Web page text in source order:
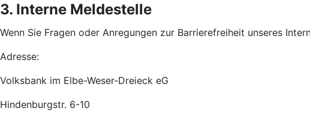
3. Interne Meldestelle
Wenn Sie Fragen oder Anregungen zur Barrierefreiheit unseres
Adresse:
Volksbank im Elbe-Weser-Dreieck eG
Hindenburgstr. 6-10